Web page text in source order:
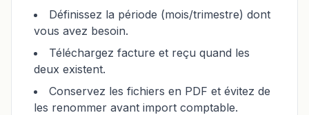
Définissez la période (mois/trimestre) dont
vous avez besoin.
Téléchargez facture et reçu quand les
deux existent.
Conservez les fichiers en PDF et évitez de
les renommer avant import comptable.